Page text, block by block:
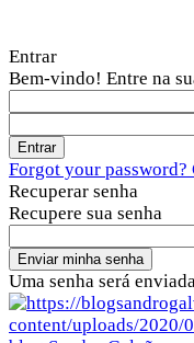
Entrar
Bem-vindo! Entre na
Forgot your password?
Recuperar senha
Recupere sua senha
Uma senha será